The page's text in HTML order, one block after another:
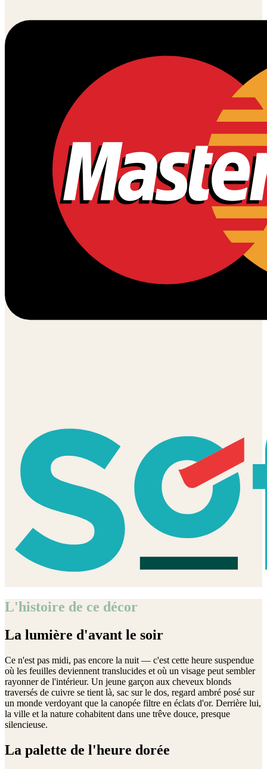
L'histoire de ce décor
La lumière d'avant le soir
Ce n'est pas midi, pas encore la nuit — c'est cette heure suspendue
où les feuilles deviennent translucides et où un visage peut sembler
rayonner de l'intérieur. Un jeune garçon aux cheveux blonds
traversés de cuivre se tient là, sac sur le dos, regard ambré posé sur
un monde verdoyant que la canopée filtre en éclats d'or. Derrière lui,
la ville et la nature cohabitent dans une trêve douce, presque
silencieuse.
La palette de l'heure dorée